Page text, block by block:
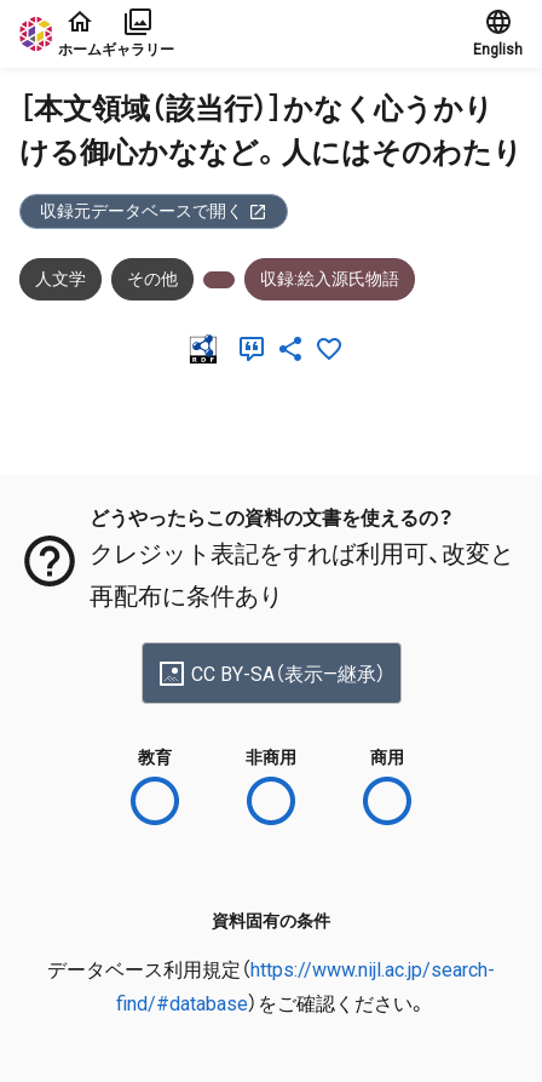
本文に飛ぶ
ホームギャラリー English
［本文領域（該当行）］かなく心うかり
ける御心かななど。人にはそのわたり
収録元データベースで開く
人文学 その他 収録:絵入源氏物語
どうやったらこの資料の文書を使えるの？
クレジット表記をすれば利用可、改変と
再配布に条件あり
CC BY-SA（表示—継承）
教育 非商用 商用
資料固有の条件
データベース利用規定（https://www.nijl.ac.jp/search-
find/#database）をご確認ください。